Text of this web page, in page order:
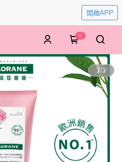
開啟APP
0
1/1